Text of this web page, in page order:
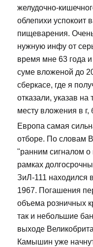
желудочно-
облепихи успокоит
пищеварения.
нужную инфу от
время мне 63 года
суме вложеной до
сберкасе, где я
отказали, указав на
месту вложения в
Европа самая
отборе. По словам
"ранним сигналом о
рамках
ЗиЛ-111 находился
1967. Погашения
объема розничных
так и небольшие
выходе
Камышин уже